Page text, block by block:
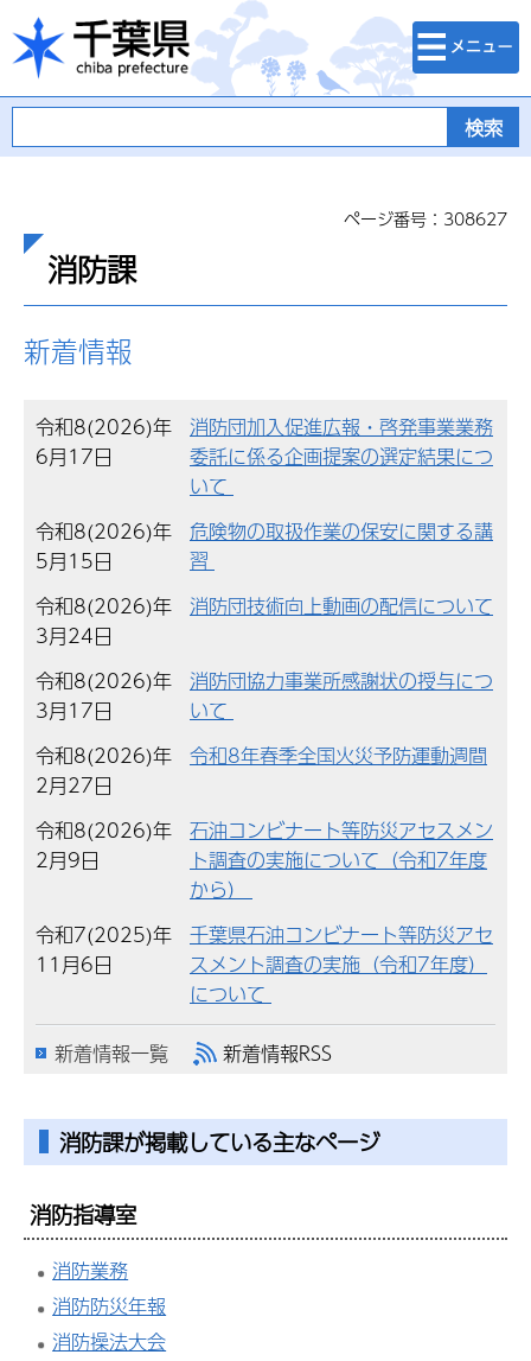
千葉県
検索・メニュ
ー
ページ番号：308627
消防課
新着情報
令和8(2026)年
6月17日
消防団加入促進広報・啓発事業業務
委託に係る企画提案の選定結果につ
いて
令和8(2026)年
5月15日
危険物の取扱作業の保安に関する講
習
令和8(2026)年
3月24日
消防団技術向上動画の配信について
令和8(2026)年
3月17日
消防団協力事業所感謝状の授与につ
いて
令和8(2026)年
2月27日
令和8年春季全国火災予防運動週間
令和8(2026)年
2月9日
石油コンビナート等防災アセスメン
ト調査の実施について（令和7年度
から）
令和7(2025)年
11月6日
千葉県石油コンビナート等防災アセ
スメント調査の実施（令和7年度）
について
新着情報一覧
新着情報RSS
消防課が掲載している主なページ
消防指導室
消防業務
消防防災年報
消防操法大会